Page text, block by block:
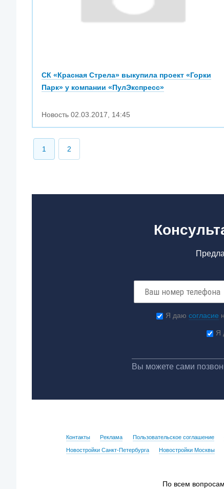
СК «Красная Стрела» выкупила проект «Горки
Парк» у компании «ПулЭкспресс»
Новость 02.03.2017 14:45
1 2
Я даю согласие
Я
Вы можете сами
Контакты Реклама Пользовательское соглашение
Новостройки Санкт-Петербурга Новостройки Москвы
По всем